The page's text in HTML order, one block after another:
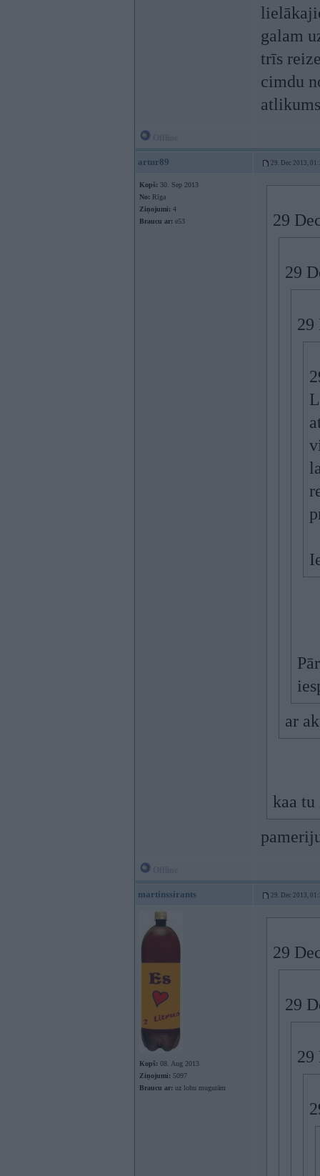
galam
trīs
cimdu
artur89 29. Dec 2013,
Kopš: 30. Sep 2013
No: Rīga
Ziņojumi: 4
Braucu ar: e53 29
29
29
ar
kaa
martinssirants 29. Dec 2013,
Kopš: 08. Aug 2013
Ziņojumi: 5097
Braucu ar: uz lohu mugurām
29
29
29